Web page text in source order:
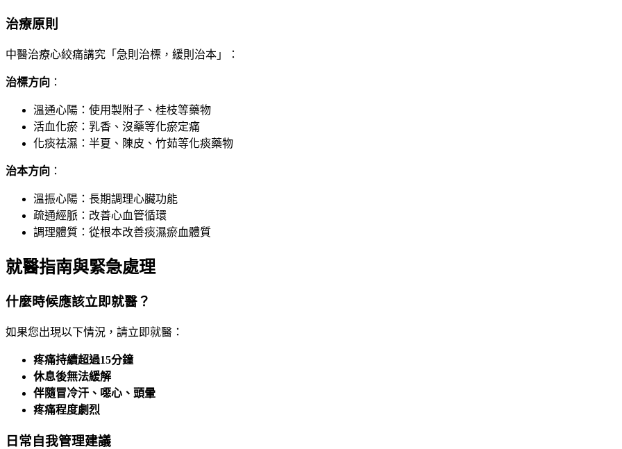
治療原則
中醫治療心絞痛講究「急則治標，緩則治本」：
治標方向 ：
溫通心陽：使用製附子、桂枝等藥物
活血化瘀：乳香、沒藥等化瘀定痛
化痰祛濕：半夏、陳皮、竹茹等化痰藥物
治本方向 ：
溫振心陽：長期調理心臟功能
疏通經脈：改善心血管循環
調理體質：從根本改善痰濕瘀血體質
就醫指南與緊急處理
什麼時候應該立即就醫？
如果您出現以下情況，請立即就醫：
疼痛持續超過15分鐘
休息後無法緩解
伴隨冒冷汗、噁心、頭暈
疼痛程度劇烈
日常自我管理建議